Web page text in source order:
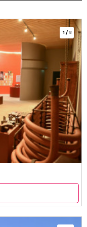
1 / 8